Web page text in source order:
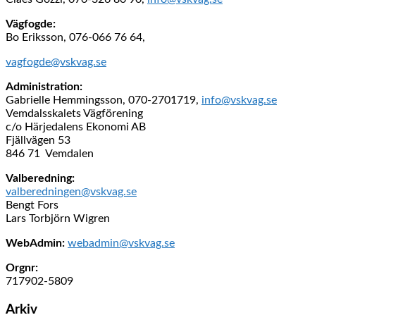
Vägfogde:
Bo Eriksson, 076-066 76 64,
vagfogde@vskvag.se
Administration:
Gabrielle Hemmingsson, 070-2701719, info@vskvag.se
Vemdalsskalets Vägförening
c/o Härjedalens Ekonomi AB
Fjällvägen 53
846 71 Vemdalen
Valberedning:
valberedningen@vskvag.se
Bengt Fors
Lars Torbjörn Wigren
WebAdmin: webadmin@vskvag.se
Orgnr:
717902-5809
Arkiv